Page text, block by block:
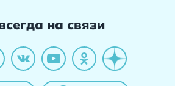
на связи